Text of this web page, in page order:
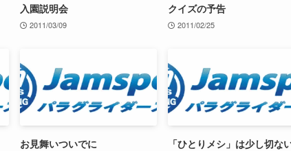
入園説明会
2011/03/09
クイズの予告
2011/02/25
お見舞いついでに 「ひとりメシ」は少し切な